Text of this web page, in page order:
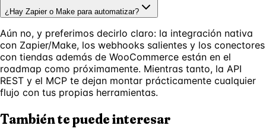
¿Hay Zapier o Make para automatizar?
Aún no, y preferimos decirlo claro: la integración nativa
con Zapier/Make, los webhooks salientes y los conectores
con tiendas además de WooCommerce están en el
roadmap como próximamente. Mientras tanto, la API
REST y el MCP te dejan montar prácticamente cualquier
flujo con tus propias herramientas.
También te puede interesar